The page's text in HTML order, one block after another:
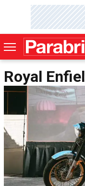
Royal